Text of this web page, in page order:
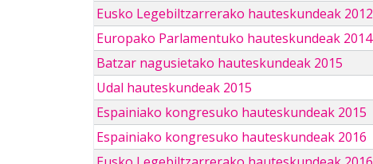
Eusko Legebiltzarrerako hauteskundeak 2012
Europako Parlamentuko hauteskundeak 2014
Batzar nagusietako hauteskundeak 2015
Udal hauteskundeak 2015
Espainiako kongresuko hauteskundeak 2015
Espainiako kongresuko hauteskundeak 2016